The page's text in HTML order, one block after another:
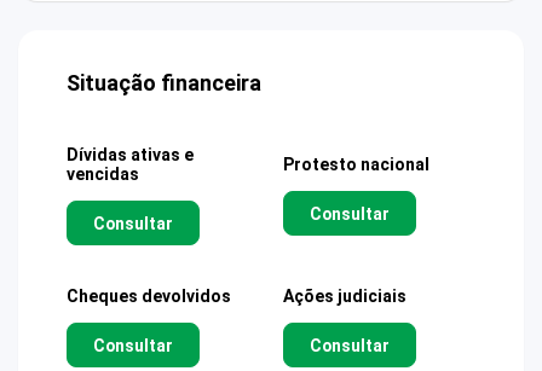
Situação financeira
Dívidas ativas e
vencidas
Consultar
Protesto nacional
Consultar
Cheques devolvidos
Consultar
Ações judiciais
Consultar